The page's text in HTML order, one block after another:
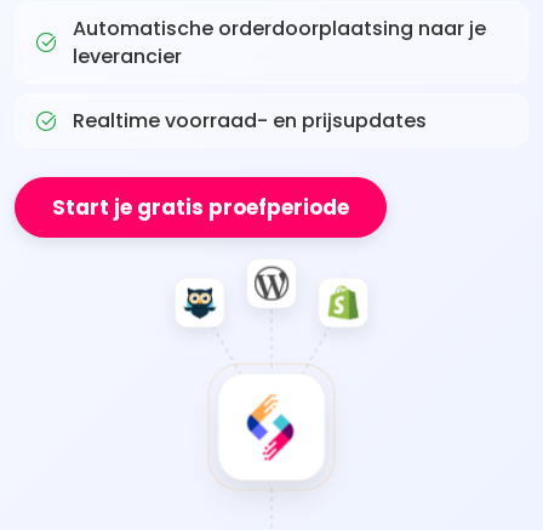
Automatische orderdoorplaatsing naar je
leverancier
Realtime voorraad- en prijsupdates
Start je gratis proefperiode